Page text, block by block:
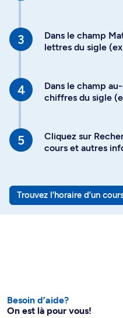
Dans le champ
lettres du sigle
Dans le champ
chiffres du sigle
Cliquez sur
cours et autres
Trouvez l’horaire d’un
Besoin d’aide?
On est là pour vous!